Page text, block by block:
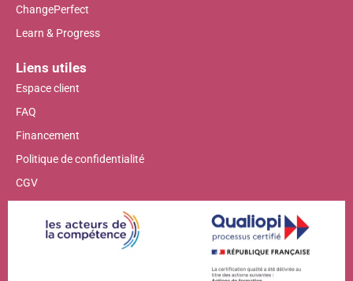
ChangePerfect
Learn & Progress
Liens utiles
Espace client
FAQ
Financement
Politique de confidentialité
CGV